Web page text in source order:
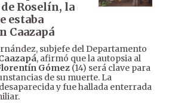
Roselín, la
estaba
Caazapá
subjefe del Departamento
, afirmó que la autopsia al
Gómez (14) será clave para
de su muerte. La
y fue hallada enterrada